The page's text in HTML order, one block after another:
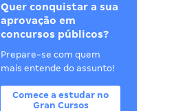
Quer conquistar a sua
aprovação em
concursos públicos?
Prepare-se com quem
mais entende do assunto!
Comece a estudar no
Gran Cursos